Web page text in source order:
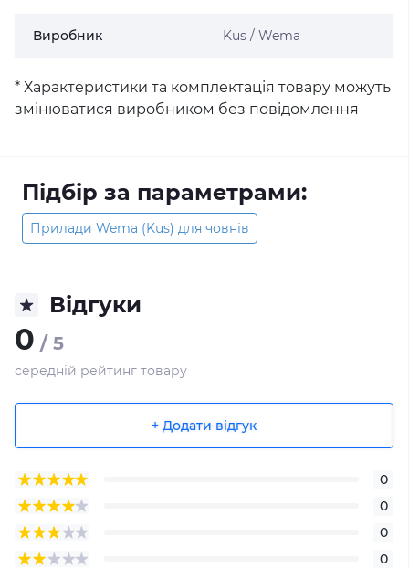
Виробник Kus / Wema
* Характеристики та комплектація товару можуть
змінюватися виробником без повідомлення
Підбір за параметрами:
Прилади Wema (Kus) для човнів
Відгуки
0 / 5
середній рейтинг товару
+ Додати відгук
0
0
0
0